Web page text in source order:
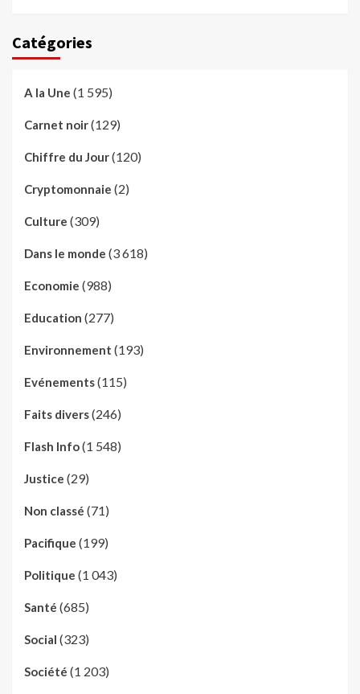
Catégories
A la Une (1 595)
Carnet noir(129)
Chiffre du Jour(120)
Cryptomonnaie (2)
Culture (309)
Dans le monde (3 618)
Economie (988)
Education (277)
Environnement (193)
Evénements(115)
Faits divers(246)
Flash Info(1 548)
Justice (29)
Non classé (71)
Pacifique (199)
Politique (1 043)
Santé (685)
Social (323)
Société (1 203)